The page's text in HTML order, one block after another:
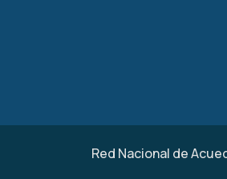
Red Nacional de